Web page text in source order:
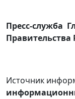
Пресс-служба
Правительства
Источник